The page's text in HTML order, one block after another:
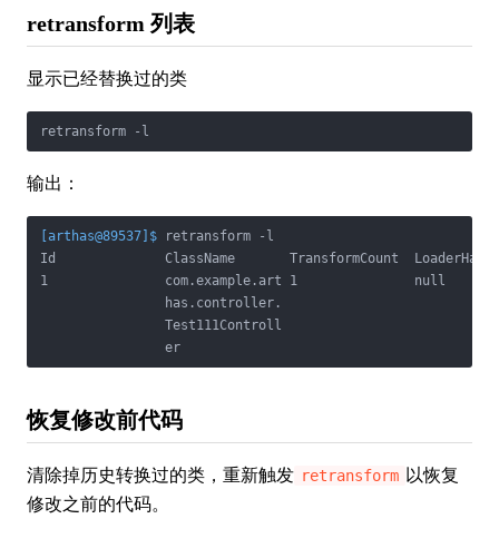
retransform 列表
显示已经替换过的类
retransform -l
输出：
[arthas@89537]$ retransform -l
Id              ClassName       TransformCount  LoaderHash
1               com.example.art 1
                er
恢复修改前代码
清除掉历史转换过的类，重新触发 retransform 以恢复
修改之前的代码。